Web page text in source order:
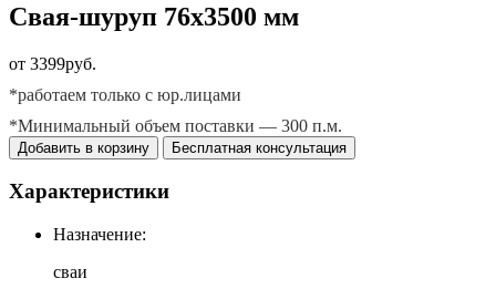
Свая-шуруп 76х3500 мм
от 3399руб.
*работаем только с юр.лицами
*Минимальный объем поставки — 300 п.м.
Добавить в корзину Бесплатная консультация
Характеристики
Назначение:
сваи